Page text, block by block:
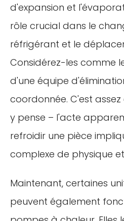
d'expansion et
rôle crucial dans le
réfrigérant et le
Considérez-les comme
d'une équipe
coordonnée. C'est
y pense – l'acte
refroidir une pièce
complexe de physique
Maintenant, certaines
peuvent également